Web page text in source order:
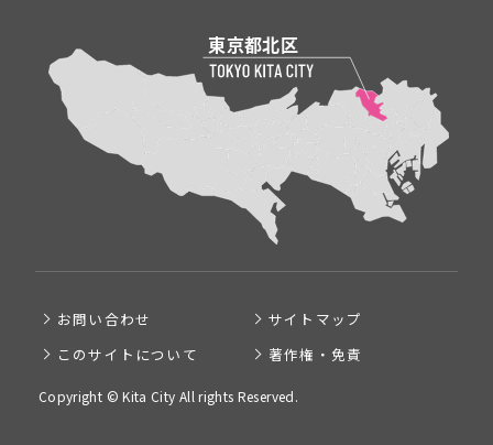
お問い合わせ
サイトマップ
このサイトについて
著作権・免責
Copyright © Kita City All rights Reserved.